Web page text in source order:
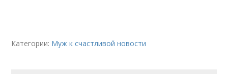
Категории: Муж к счастливой новости